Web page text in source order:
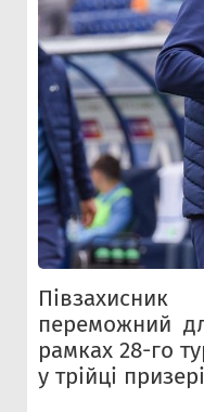
переможний
рамках 28-го
у трійці